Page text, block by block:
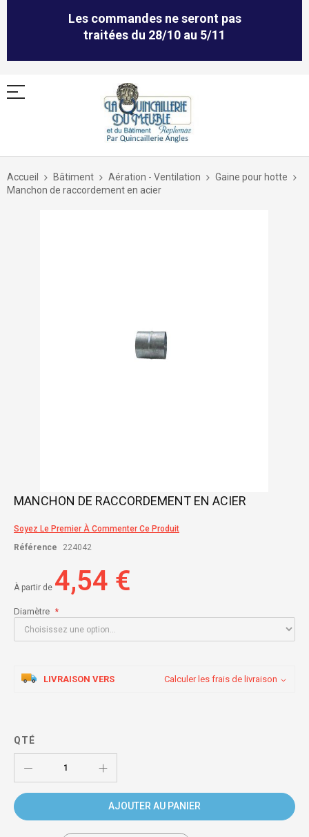
Les commandes ne seront pas
traitées du 28/10 au 5/11
Allez
contenu
Accueil Bâtiment Aération - Ventilation
Gaine pour hotte
Manchon de raccordement en acier
Skip
beginning
of
MANCHON DE RACCORDEMENT EN ACIER
Soyez Le Premier À Commenter Ce Produit
Référence
224042
À partir de 4,54 €
Diamètre
LIVRAISON VERS Calculer les frais de livraison
QTÉ
AJOUTER AU PANIER